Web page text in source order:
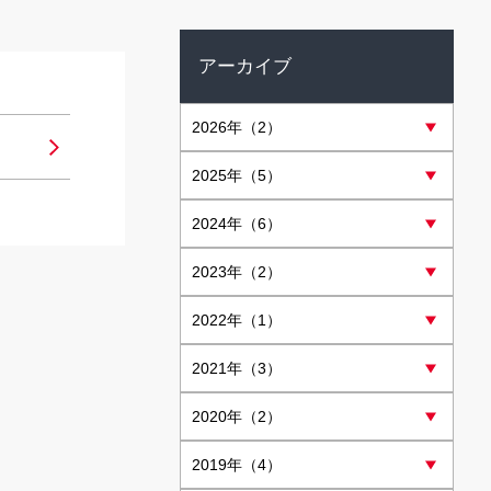
アーカイブ
2026年（2）
2025年（5）
2024年（6）
2023年（2）
2022年（1）
2021年（3）
2020年（2）
2019年（4）